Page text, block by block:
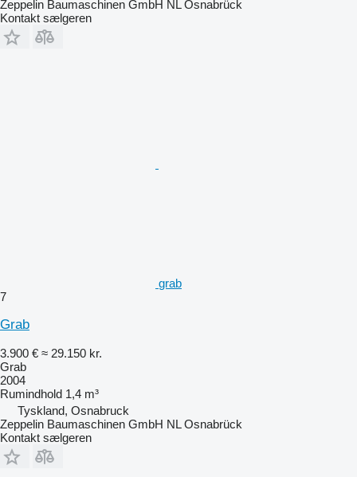
Zeppelin Baumaschinen GmbH NL Osnabrück
Kontakt sælgeren
grab
7
Grab
3.900 € ≈ 29.150 kr.
Grab
2004
Rumindhold 1,4 m³
Tyskland, Osnabruck
Zeppelin Baumaschinen GmbH NL Osnabrück
Kontakt sælgeren